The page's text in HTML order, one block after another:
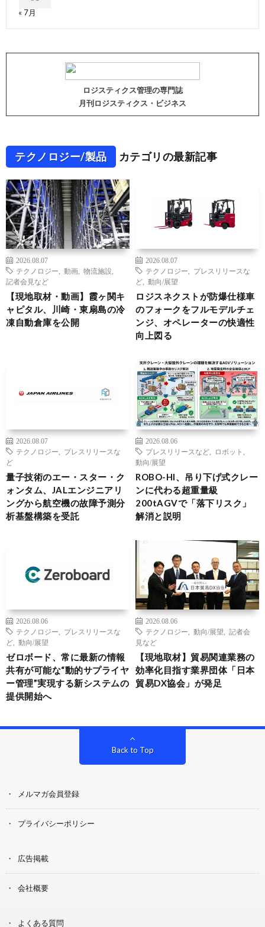
« 7月
ロジスティクス管理の専門誌
月刊ロジスティクス・ビジネス
テクノロジー/製品 カテゴリの最新記事
2026.08.07
テクノロジー
動画 物流施設
記者会見など
【現地取材・動画】霞ヶ関キ
ャピタル、川崎・東扇島の冷
凍自動倉庫を公開
2026.08.07
テクノロジー
プレスリリースな
ど
動向/展望
ロジスネクストが防爆仕様車
のフォークをフルモデルチェ
ンジ、オペレーターの快適性
向上図る
2026.08.07
テクノロジー
プレスリリースな
ど
量子技術のエー・スター・ク
ォンタム、JALエンジニアリ
ングから航空機の故障予測分
析基盤構築を受託
2026.08.06
プレスリリースなど
ロボット
動向/展望
ROBO-HI、吊り下げ式クレー
ンに代わる超重量級
200tAGVで「落下リスク」
解消と説明
2026.08.06
テクノロジー
プレスリリースな
ど
動向/展望
ゼロボード、常に最新の情報
共有が可能な“動的サプライヤ
ー管理”実現する新システムの
提供開始へ
2026.08.06
テクノロジー
動向/展望
記者会
見など
【現地取材】貿易関連業務の
効率化目指す業界団体「日本
貿易DX協会」が発足
Back to Top
メルマガ会員登録
プライバシーポリシー
広告掲載
会社概要
よくある質問